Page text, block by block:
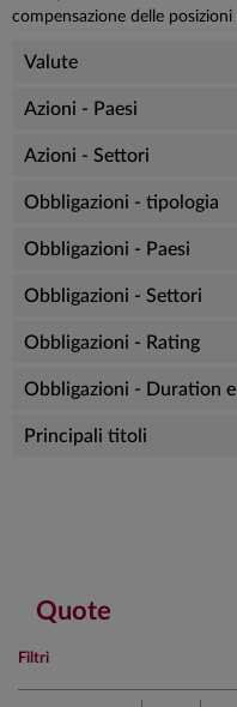
compensazione delle
Valute
Azioni - Paesi
Azioni - Settori
Obbligazioni - tipologia
Obbligazioni - Paesi
Obbligazioni - Settori
Obbligazioni - Rating
Obbligazioni - Duration e
Principali titoli
Quote
Filtri